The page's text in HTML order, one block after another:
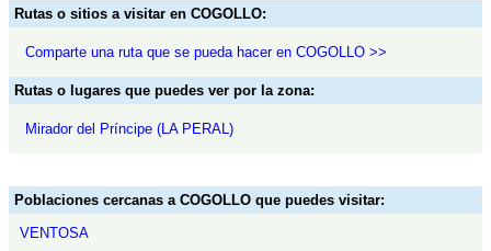
Rutas o sitios a visitar en COGOLLO:
Comparte una ruta que se pueda hacer en COGOLLO >>
Rutas o lugares que puedes ver por la zona:
Mirador del Príncipe (LA PERAL)
Poblaciones cercanas a COGOLLO que puedes visitar:
VENTOSA